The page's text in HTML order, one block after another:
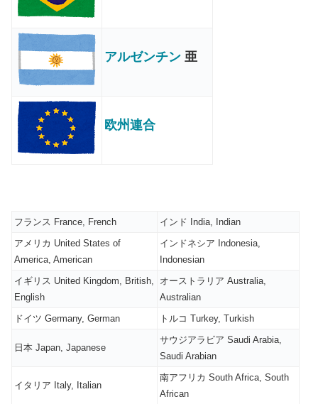
アルゼンチン 亜
欧州連合
フランス France, French
インド India, Indian
アメリカ United States of
America, American
インドネシア Indonesia,
Indonesian
イギリス United Kingdom, British,
English
オーストラリア Australia,
Australian
ドイツ Germany, German
トルコ Turkey, Turkish
日本 Japan, Japanese
サウジアラビア Saudi Arabia,
Saudi Arabian
イタリア Italy, Italian
南アフリカ South Africa, South
African